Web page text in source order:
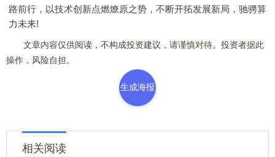
路前行，以技术创新点燃燎原之势，不断开拓发展新局，驰骋算
力未来!
文章内容仅供阅读，不构成投资建议，请谨慎对待。投资者据此
操作，风险自担。
生成海报
相关阅读